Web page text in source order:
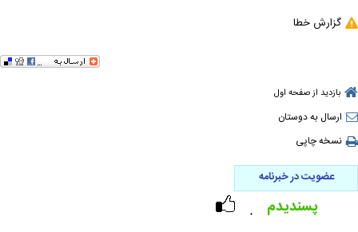
گزارش خطا
بازدید از صفحه اول
ارسال به دوستان
نسخه چاپی
عضویت در خبرنامه
۰ پسندیدم